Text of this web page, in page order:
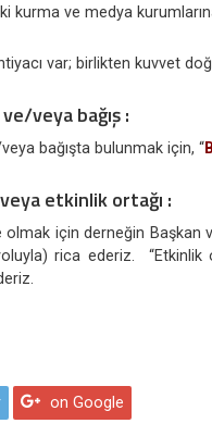
kurma ve medya
var; birlikten kuvvet
veya bağış :
bağışta bulunmak için, “
etkinlik ortağı :
olmak için derneğin Başkan
rica ederiz. “Etkinlik
on Google